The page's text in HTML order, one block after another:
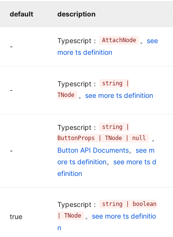
default description
-
Typescript： AttachNode 。 see
more ts definition
-
Typescript：
string |
TNode
。 see more ts definition
-
Typescript：
string |
ButtonProps | TNode | null
，
Button API Documents。 see m
ore ts definition。 see more ts d
efinition
true
Typescript：
string | boolean
| TNode
。 see more ts definitio
n